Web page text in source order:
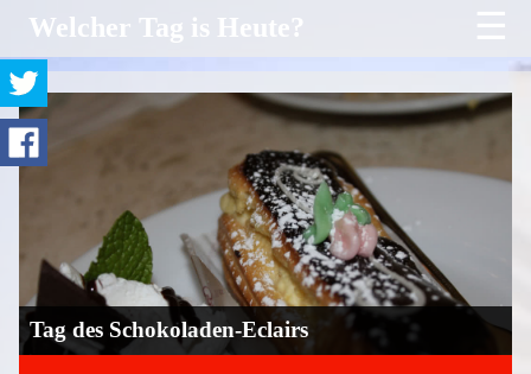
Welcher Tag is Heute? ☰
Tag des Schokoladen-Eclairs